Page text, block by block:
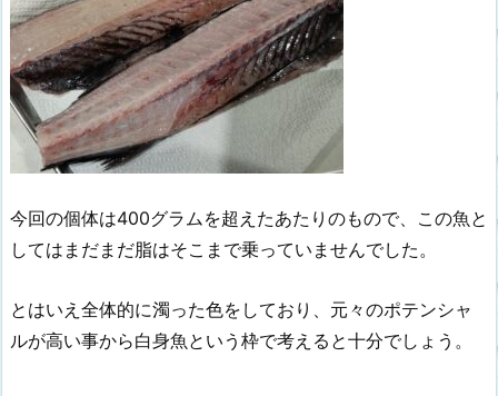
今回の個体は400グラムを超えたあたりのもので、この魚と
してはまだまだ脂はそこまで乗っていませんでした。
とはいえ全体的に濁った色をしており、元々のポテンシャ
ルが高い事から白身魚という枠で考えると十分でしょう。